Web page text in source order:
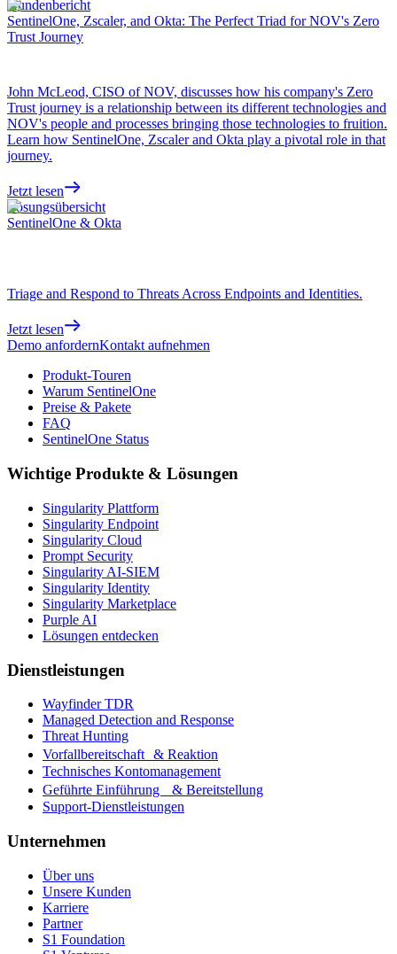
Kundenbericht
SentinelOne, Zscaler, and Okta: The Perfect Triad for NOV's Zero
Trust Journey
John McLeod, CISO of NOV, discusses how his company's Zero
Trust journey is a relationship between its different technologies and
NOV's people and processes bringing those technologies to fruition.
Learn how SentinelOne, Zscaler and Okta play a pivotal role in that
journey.
Jetzt lesen
Lösungsübersicht
SentinelOne & Okta
Triage and Respond to Threats Across Endpoints and Identities.
Jetzt lesen
Demo anfordernKontakt aufnehmen
Produkt-Touren
Warum SentinelOne
Preise & Pakete
FAQ
SentinelOne Status
Wichtige Produkte & Lösungen
Singularity Plattform
Singularity Endpoint
Singularity Cloud
Prompt Security
Singularity AI-SIEM
Singularity Identity
Singularity Marketplace
Purple AI
Lösungen entdecken
Dienstleistungen
Wayfinder TDR
Managed Detection and Response
Threat Hunting
Vorfallbereitschaft & Reaktion
Technisches Kontomanagement
Geführte Einführung & Bereitstellung
Support-Dienstleistungen
Unternehmen
Über uns
Unsere Kunden
Karriere
Partner
S1 Foundation